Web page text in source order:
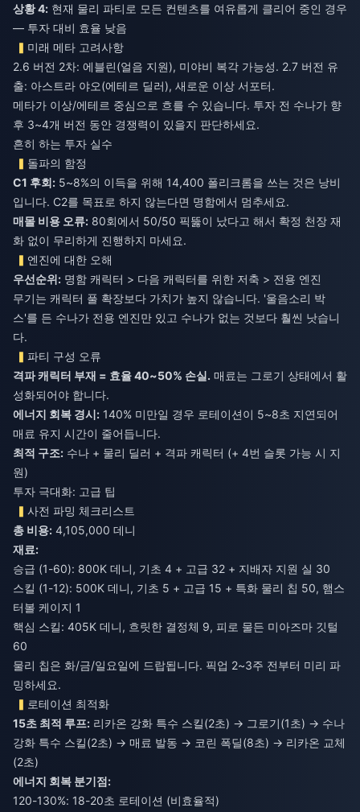
상황 4: 현재 물리 파티로 모든 컨텐츠를 여유롭게 클리어 중인 경우
— 투자 대비 효율 낮음
미래 메타 고려사항
2.6 버전 2차: 에블린(얼음 지원), 미야비 복각 가능성. 2.7 버전 유
출: 아스트라 야오(에테르 딜러), 새로운 이상 서포터.
메타가 이상/에테르 중심으로 흐를 수 있습니다. 투자 전 수나가 향
후 3~4개 버전 동안 경쟁력이 있을지 판단하세요.
흔히 하는 투자 실수
돌파의 함정
C1 후회: 5~8%의 이득을 위해 14,400 폴리크롬을 쓰는 것은 낭비
입니다. C2를 목표로 하지 않는다면 명함에서 멈추세요.
매몰 비용 오류: 80회에서 50/50 픽뚫이 났다고 해서 확정 천장 재
화 없이 무리하게 진행하지 마세요.
엔진에 대한 오해
우선순위: 명함 캐릭터 > 다음 캐릭터를 위한 저축 > 전용 엔진
무기는 캐릭터 풀 확장보다 가치가 높지 않습니다. '울음소리 박
스'를 든 수나가 전용 엔진만 있고 수나가 없는 것보다 훨씬 낫습니
다.
파티 구성 오류
격파 캐릭터 부재 = 효율 40~50% 손실. 매료는 그로기 상태에서 활
성화되어야 합니다.
에너지 회복 경시: 140% 미만일 경우 로테이션이 5~8초 지연되어
매료 유지 시간이 줄어듭니다.
최적 구조: 수나 + 물리 딜러 + 격파 캐릭터 (+ 4번 슬롯 가능 시 지
원)
투자 극대화: 고급 팁
사전 파밍 체크리스트
총 비용: 4,105,000 데니
재료:
승급 (1-60): 800K 데니, 기초 4 + 고급 32 + 지배자 지원 실 30
스킬 (1-12): 500K 데니, 기초 5 + 고급 15 + 특화 물리 칩 50, 햄스
터볼 케이지 1
핵심 스킬: 405K 데니, 흐릿한 결정체 9, 피로 물든 미아즈마 깃털
60
물리 칩은 화/금/일요일에 드랍됩니다. 픽업 2~3주 전부터 미리 파
밍하세요.
로테이션 최적화
15초 최적 루프: 리카온 강화 특수 스킬(2초) → 그로기(1초) → 수나
강화 특수 스킬(2초) → 매료 발동 → 코린 폭딜(8초) → 리카온 교체
(2초)
에너지 회복 분기점:
120-130%: 18-20초 로테이션 (비효율적)